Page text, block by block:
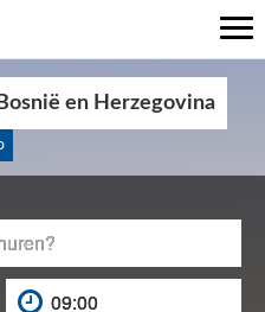
en Herzegovina
